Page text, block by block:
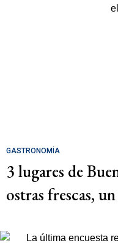
GASTRONOMÍA
3 lugares de
ostras frescas,